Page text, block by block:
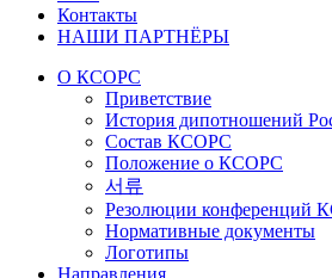
Контакты
НАШИ ПАРТНЁРЫ
О КСОРС
Приветствие
История дипотношений
Состав КСОРС
Положение о КСОРС
서류
Резолюции конференций
Нормативные документы
Логотипы
Направления